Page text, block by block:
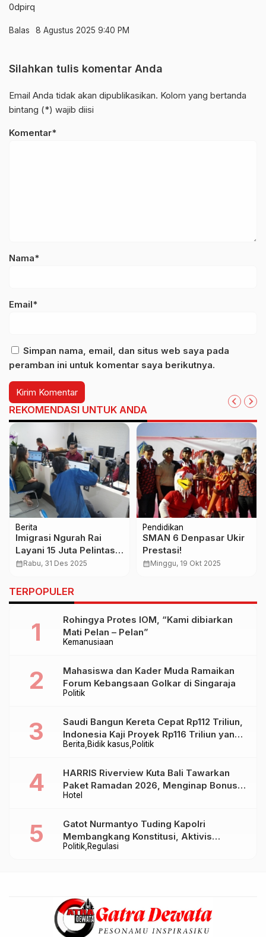
0dpirq
Balas 8 Agustus 2025 9:40 PM
Silahkan tulis komentar Anda
Email Anda tidak akan dipublikasikan. Kolom yang bertanda
bintang (*) wajib diisi
Komentar*
Nama*
Email*
Simpan nama, email, dan situs web saya pada
peramban ini untuk komentar saya berikutnya.
REKOMENDASI UNTUK ANDA
Berita
Imigrasi Ngurah Rai
Layani 15 Juta Pelintas
Sepanjang 2025, PNBP
calendar_monthRabu, 31 Des 2025
Pendidikan
SMAN 6 Denpasar Ukir
Prestasi!
calendar_monthMinggu, 19 Okt 2025
TERPOPULER
Kemanusiaan
Rohingya Protes IOM, “Kami dibiarkan
Mati Pelan – Pelan”
Politik
Mahasiswa dan Kader Muda Ramaikan
Forum Kebangsaan Golkar di Singaraja
Berita Bidik kasus Politik
Saudi Bangun Kereta Cepat Rp112 Triliun,
Indonesia Kaji Proyek Rp116 Triliun yang
Baru Sampai Bandung
Hotel
HARRIS Riverview Kuta Bali Tawarkan
Paket Ramadan 2026, Menginap Bonus
Takjil hingga Bukber Mulai Rp88.888
Politik Regulasi
Gatot Nurmantyo Tuding Kapolri
Membangkang Konstitusi, Aktivis
Tegaskan Polri Tak Punya Sejarah